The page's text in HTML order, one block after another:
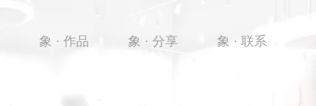
象 · 作品 象 · 分享 象 · 联系